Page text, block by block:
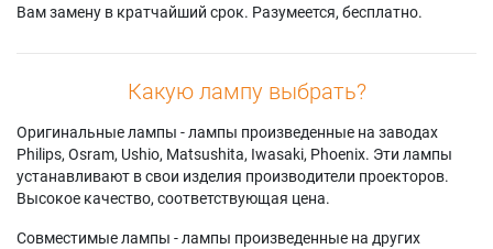
Вам замену в кратчайший срок. Разумеется, бесплатно.
Какую лампу выбрать?
Оригинальные лампы - лампы произведенные на заводах
Philips, Osram, Ushio, Matsushita, Iwasaki, Phoenix. Эти лампы
устанавливают в свои изделия производители проекторов.
Высокое качество, соответствующая цена.
Совместимые лампы - лампы произведенные на других